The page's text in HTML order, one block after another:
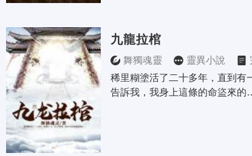
九龍拉棺
舞獨魂靈 靈異小說
稀里糊塗活了二十多年，直到有
告訴我，我身上這條的命盜來